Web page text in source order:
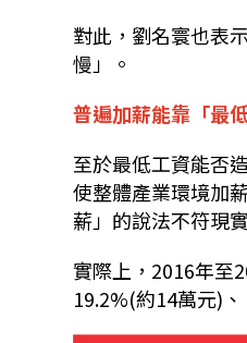
對此，劉名寰也表
慢」。
普遍加薪能靠「最
至於最低工資能否
使整體產業環境加
薪」的說法不符現
實際上，2016年至
19.2%(約14萬元)